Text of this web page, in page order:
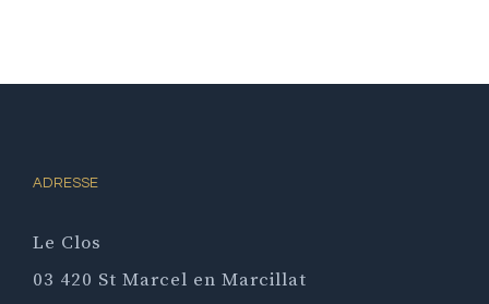
ADRESSE
Le Clos
03 420 St Marcel en Marcillat